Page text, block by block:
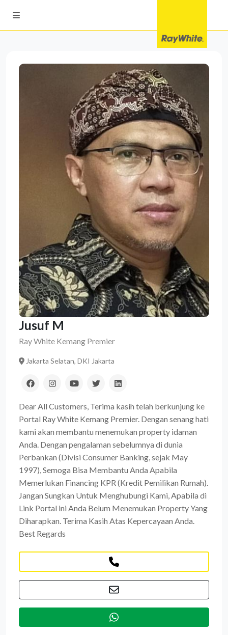
Jusuf M
Ray White Kemang Premier
Jakarta Selatan, DKI Jakarta
Dear All Customers, Terima kasih telah berkunjung ke
Portal Ray White Kemang Premier. Dengan senang hati
kami akan membantu menemukan property idaman
Anda. Dengan pengalaman sebelumnya di dunia
Perbankan (Divisi Consumer Banking, sejak May
1997), Semoga Bisa Membantu Anda Apabila
Memerlukan Financing KPR (Kredit Pemilikan Rumah).
Jangan Sungkan Untuk Menghubungi Kami, Apabila di
Link Portal ini Anda Belum Menemukan Property Yang
Diharapkan. Terima Kasih Atas Kepercayaan Anda.
Best Regards